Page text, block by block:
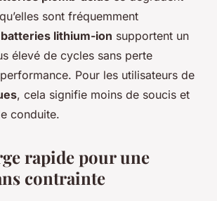
sont fréquemment
batteries lithium-ion supportent un
élevé de cycles sans perte
Pour les utilisateurs de
, cela signifie moins de soucis et
conduite.
rapide pour une
contrainte